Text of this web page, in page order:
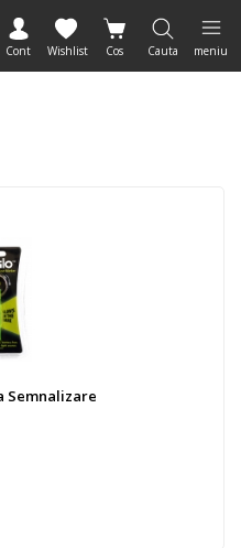
Cont Wishlist Cos Cauta meniu
Semnalizare